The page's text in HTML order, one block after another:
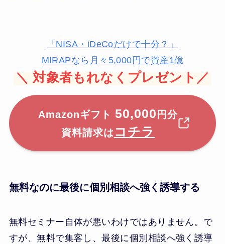
「NISA・iDeCoだけで十分？」
MIRAPなら月々5,000円で資産1億
＼ 対象者もれなくプレゼント／
Amazonギフト 50,000 円分
資料請求は コチラ
無料なのに最後に個別相談へ強く誘導する
無料セミナー自体が悪いわけではありません。で
すが、無料で集客し、最後に個別相談へ強く誘導